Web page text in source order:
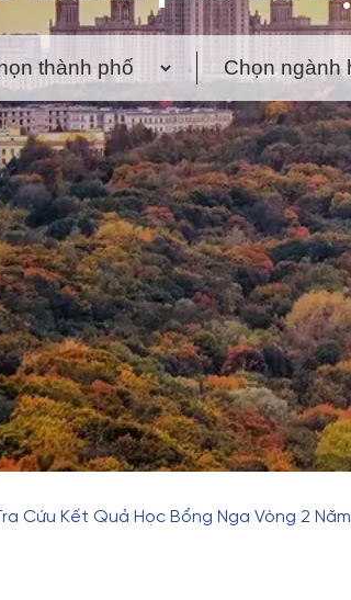
Cứu Kết Quả Học Bổng Nga Vòng 2